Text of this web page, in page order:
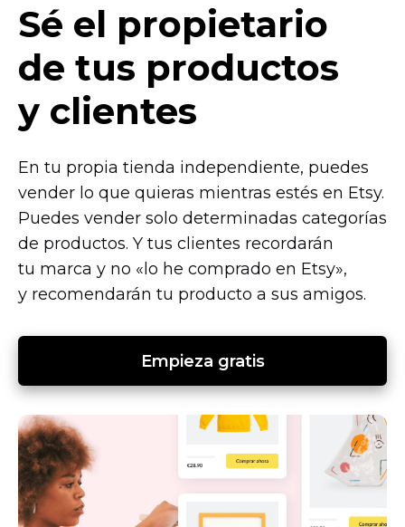
Sé el propietario
de tus productos
y clientes
En tu propia tienda independiente, puedes
vender lo que quieras mientras estés en Etsy.
Puedes vender solo determinadas categorías
de productos. Y tus clientes recordarán
tu marca y no «lo he comprado en Etsy»,
y recomendarán tu producto a sus amigos.
Empieza gratis